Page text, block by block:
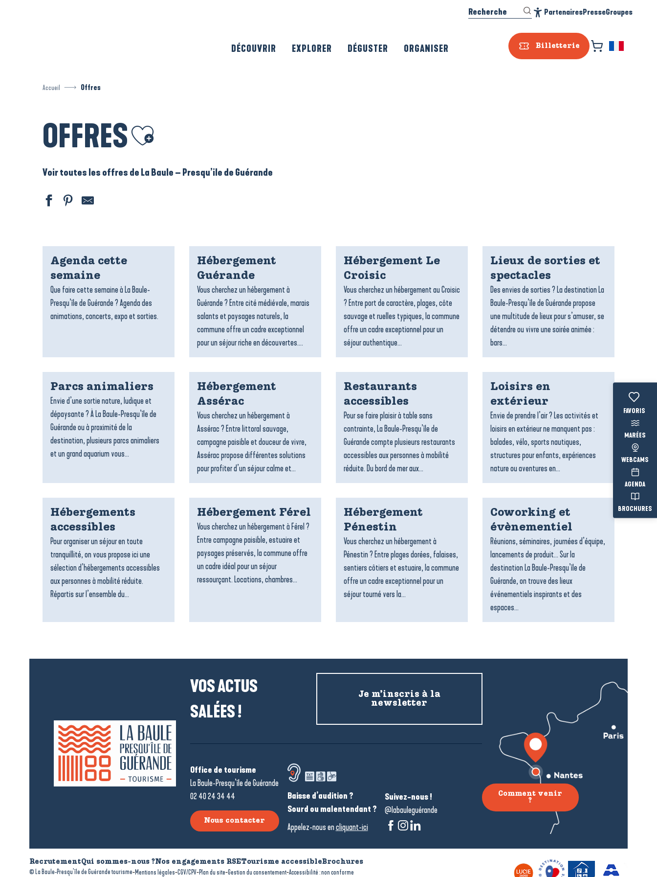
Billetterie
Recherche PartenairesPresseGroupes
DÉCOUVRIR EXPLORER DÉGUSTER ORGANISER
Voir les
MARÉES
WEBCAMS
AGENDA
BROCHURES
Accueil Offres
OFFRES Ajouter aux favoris
Voir toutes les offres de La Baule – Presqu’ile de Guérande
Agenda cette
semaine
Que faire cette semaine à La Baule-
Presqu’île de Guérande ? Agenda des
animations, concerts, expo et sorties.
Hébergement
Guérande
Vous cherchez un hébergement à
Guérande ? Entre cité médiévale, marais
salants et paysages naturels, la
commune offre un cadre exceptionnel
pour un séjour riche en découvertes....
Hébergement Le
Croisic
Vous cherchez un hébergement au Croisic
? Entre port de caractère, plages, côte
sauvage et ruelles typiques, la commune
offre un cadre exceptionnel pour un
séjour authentique...
Lieux de sorties et
spectacles
Des envies de sorties ? La destination La
Baule-Presqu’île de Guérande propose
une multitude de lieux pour s’amuser, se
détendre ou vivre une soirée animée :
bars...
Parcs animaliers
Envie d’une sortie nature, ludique et
dépaysante ? À La Baule-Presqu’île de
Guérande ou à proximité de la
destination, plusieurs parcs animaliers
et un grand aquarium vous...
Hébergement
Assérac
Vous cherchez un hébergement à
Assérac ? Entre littoral sauvage,
campagne paisible et douceur de vivre,
Assérac propose différentes solutions
pour profiter d’un séjour calme et...
Restaurants
accessibles
Pour se faire plaisir à table sans
contrainte, La Baule-Presqu’île de
Guérande compte plusieurs restaurants
accessibles aux personnes à mobilité
réduite. Du bord de mer aux...
Loisirs en
extérieur
Envie de prendre l’air ? Les activités et
loisirs en extérieur ne manquent pas :
balades, vélo, sports nautiques,
structures pour enfants, expériences
nature ou aventures en...
Hébergements
accessibles
Pour organiser un séjour en toute
tranquillité, on vous propose ici une
sélection d’hébergements accessibles
aux personnes à mobilité réduite.
Répartis sur l’ensemble du...
Hébergement Férel
Vous cherchez un hébergement à Férel ?
Entre campagne paisible, estuaire et
paysages préservés, la commune offre
un cadre idéal pour un séjour
ressourçant. Locations, chambres...
Hébergement
Pénestin
Vous cherchez un hébergement à
Pénestin ? Entre plages dorées, falaises,
sentiers côtiers et estuaire, la commune
offre un cadre exceptionnel pour un
séjour tourné vers la...
Coworking et
évènementiel
Réunions, séminaires, journées d’équipe,
lancements de produit… Sur la
destination La Baule-Presqu’île de
Guérande, on trouve des lieux
événementiels inspirants et des
espaces...
VOS ACTUS
SALÉES !
Je m’inscris à la
newsletter
Office de tourisme
La Baule-Presqu’île de Guérande
02 40 24 34 44
Nous contacter
Baisse d’audition ?
Sourd ou malentendant ?
Appelez-nous encliquant-ici
Suivez-nous !
@labauleguérande
Comment venir
?
RecrutementQui sommes-nous ?Nos engagements RSETourisme accessibleBrochures
© La Baule-Presqu’île de Guérande tourisme-Mentions légales-CGV/CPV-Plan du site-Gestion du consentement-Accessibilité : non conforme